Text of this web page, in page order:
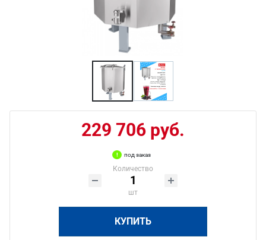
229 706 руб.
под заказ
Количество
шт
КУПИТЬ